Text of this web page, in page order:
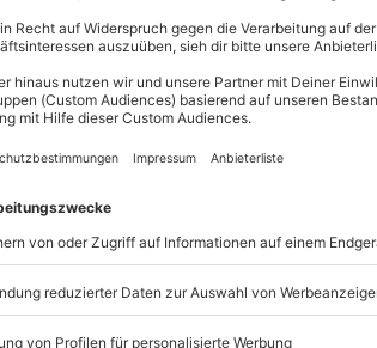
Spa
intensive Entspannung und
Körper und Geist und
genießt Ihr wertvolle
Pflegeprodukte und wohltuende
Dieses Beauty-Treatment
einzigartigen
beschert. Nach einem
Kopfhautanalyse. Sanfte
fördern das innere Gleichgewicht.